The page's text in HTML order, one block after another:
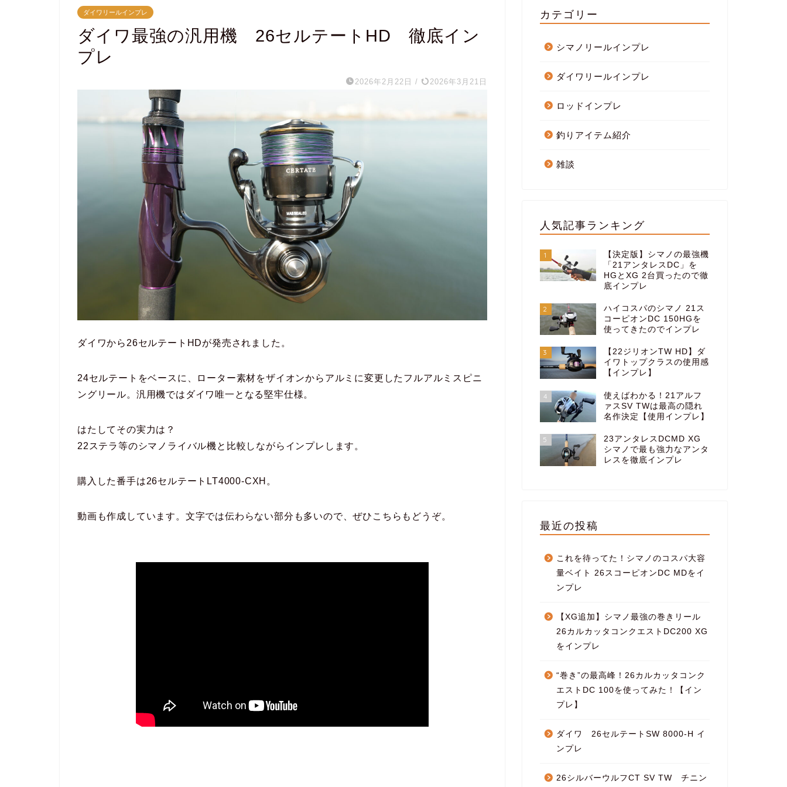
ダイワリールインプレ
ダイワ最強の汎用機 26セルテートHD 徹底イン
プレ
2026年2月22日 / 2026年3月21日
ダイワから26セルテートHDが発売されました。
24セルテートをベースに、ローター素材をザイオンからアルミに変更したフルアルミスピニ
ングリール。汎用機ではダイワ唯一となる堅牢仕様。
はたしてその実力は？
22ステラ等のシマノライバル機と比較しながらインプレします。
購入した番手は26セルテートLT4000-CXH。
動画も作成しています。文字では伝わらない部分も多いので、ぜひこちらもどうぞ。
カテゴリー
シマノリールインプレ
ダイワリールインプレ
ロッドインプレ
釣りアイテム紹介
雑談
人気記事ランキング
1
【決定版】シマノの最強機
「21アンタレスDC」を
HGとXG 2台買ったので徹
底インプレ
2
ハイコスパのシマノ 21ス
コーピオンDC 150HGを
使ってきたのでインプレ
3
【22ジリオンTW HD】ダ
イワトップクラスの使用感
【インプレ】
4
使えばわかる！21アルフ
ァスSV TWは最高の隠れ
名作決定【使用インプレ】
5
23アンタレスDCMD XG
シマノで最も強力なアンタ
レスを徹底インプレ
最近の投稿
これを待ってた！シマノのコスパ大容
量ベイト 26スコーピオンDC MDをイ
ンプレ
【XG追加】シマノ最強の巻きリール
26カルカッタコンクエストDC200 XG
をインプレ
“巻き”の最高峰！26カルカッタコンク
エストDC 100を使ってみた！【イン
プレ】
ダイワ 26セルテートSW 8000-H イ
ンプレ
26シルバーウルフCT SV TW チニン